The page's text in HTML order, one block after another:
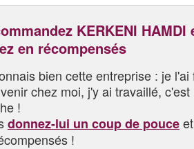
KERKENI HAMDI
en récompensés
bien cette entreprise : je l'ai
chez moi, j'y ai travaillé, c'est
!
donnez-lui un coup de pouce
!